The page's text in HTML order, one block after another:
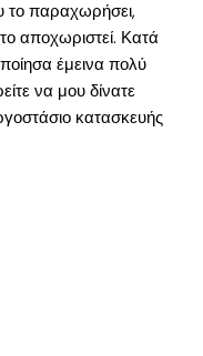
το παραχωρήσει,
αποχωριστεί. Κατά
έμεινα πολύ
να μου δίνατε
κατασκευής